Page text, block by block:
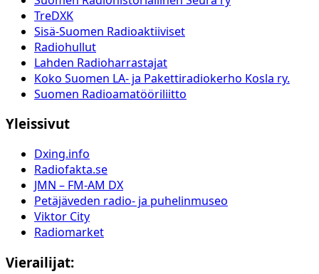
TreDXK
Sisä-Suomen Radioaktiiviset
Radiohullut
Lahden Radioharrastajat
Koko Suomen LA- ja Pakettiradiokerho Kosla ry.
Suomen Radioamatööriliitto
Yleissivut
Dxing.info
Radiofakta.se
JMN – FM-AM DX
Petäjäveden radio- ja puhelinmuseo
Viktor City
Radiomarket
Vierailijat: